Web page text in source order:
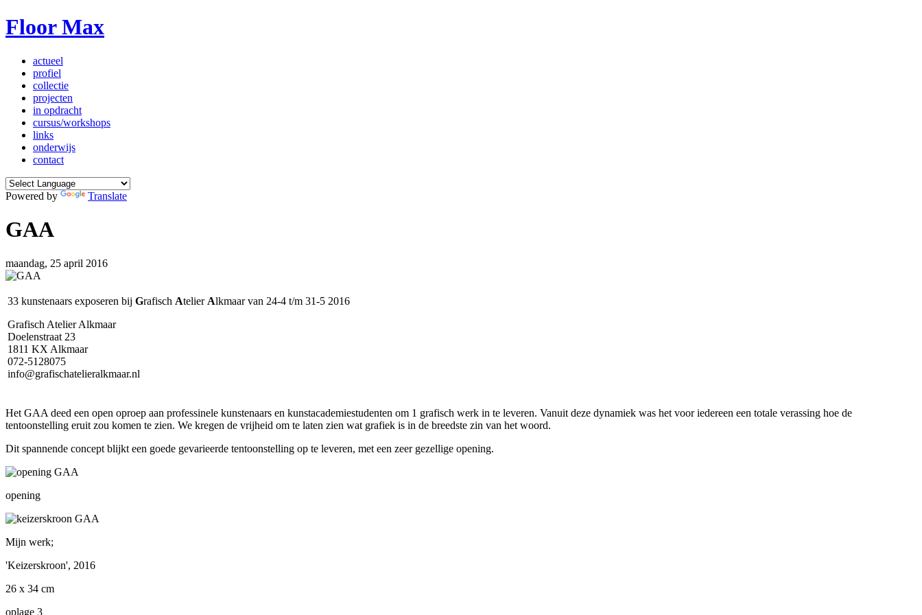
Floor Max
actueel
profiel
collectie
projecten
in opdracht
cursus/workshops
links
onderwijs
contact
Powered by Translate
GAA
maandag, 25 april 2016
33 kunstenaars exposeren bij Grafisch Atelier Alkmaar van 24-4 t/m 31-5 2016
Grafisch Atelier Alkmaar
Doelenstraat 23
1811 KX Alkmaar
072-5128075
info@grafischatelieralkmaar.nl
Het GAA deed een open oproep aan professinele kunstenaars en kunstacademiestudenten om 1 grafisch werk in te leveren. Vanuit deze dynamiek was het voor iedereen een totale verassing hoe de
tentoonstelling eruit zou komen te zien. We kregen de vrijheid om te laten zien wat grafiek is in de breedste zin van het woord.
Dit spannende concept blijkt een goede gevarieerde tentoonstelling op te leveren, met een zeer gezellige opening.
opening
Mijn werk;
'Keizerskroon', 2016
26 x 34 cm
oplage 3